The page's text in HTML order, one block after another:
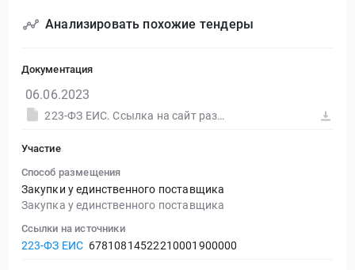
Анализировать похожие тендеры
Документация
06.06.2023
223-ФЗ ЕИС. Ссылка на сайт размещения тендера #30574657376.doc
Участие
Способ размещения
Закупки у единственного поставщика
Закупка у единственного поставщика
Ссылки на источники
223-ФЗ ЕИС 67810814522210001900000